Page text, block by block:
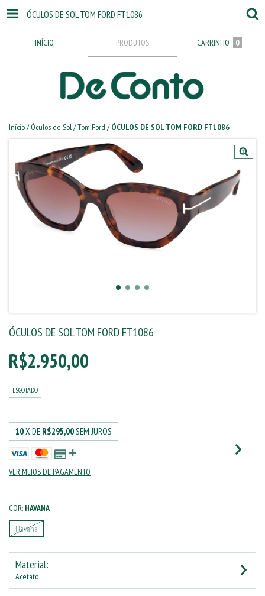
ÓCULOS DE SOL TOM FORD FT1086
INÍCIO PRODUTOS CARRINHO 0
Início/ Óculos de Sol/Tom Ford / ÓCULOS DE SOL TOM FORD FT1086
ÓCULOS DE SOL TOM FORD FT1086
R$2.950,00
ESGOTADO
10X DE R$295,00SEM JUROS
VER MEIOS DE PAGAMENTO
COR: HAVANA
Havana
Material:
Acetato